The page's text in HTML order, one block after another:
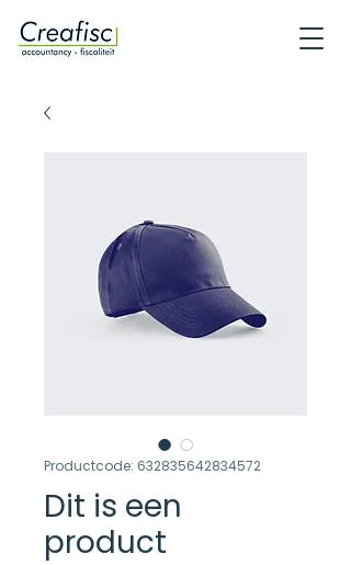
Productcode: 632835642834572
Dit is een
product